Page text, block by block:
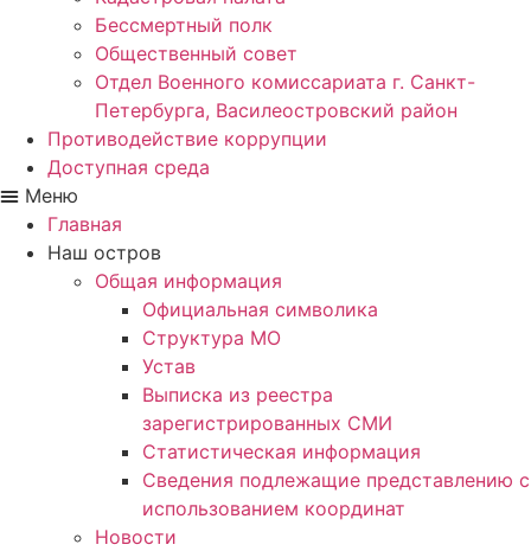
Бессмертный полк
Общественный совет
Отдел Военного комиссариата г. Санкт-
Петербурга, Василеостровский район
Противодействие коррупции
Доступная среда
Меню
Главная
Наш остров
Общая информация
Официальная символика
Структура МО
Устав
Выписка из реестра
зарегистрированных СМИ
Статистическая информация
Сведения подлежащие представлению с
использованием координат
Новости